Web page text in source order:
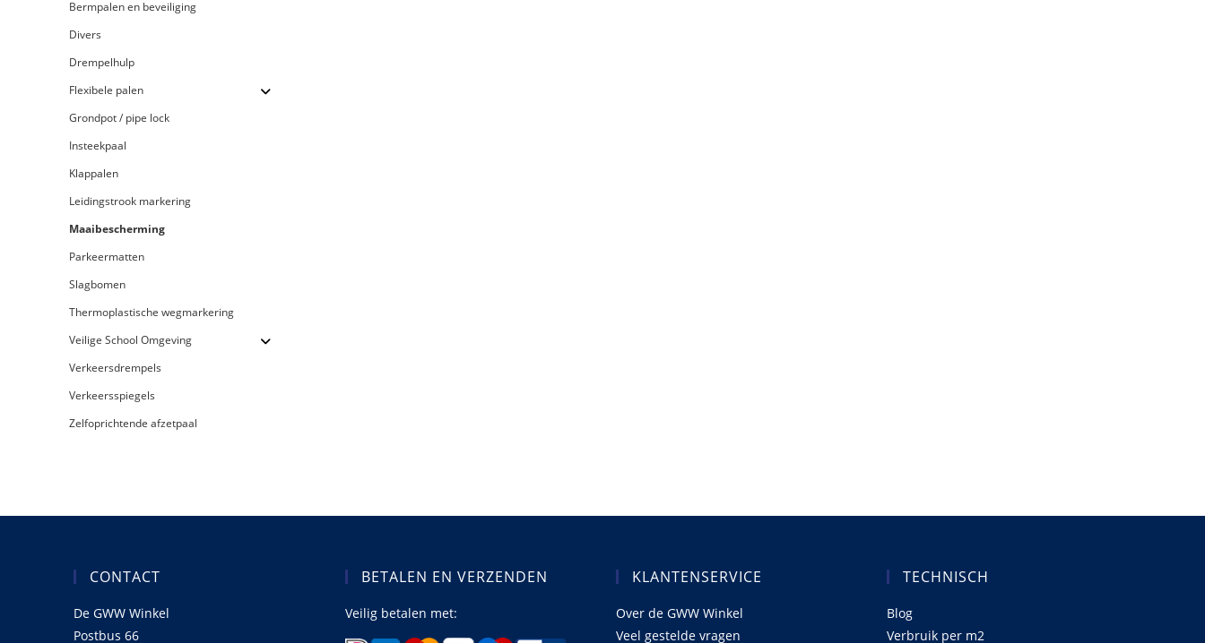
Bermpalen en beveiliging
Divers
Drempelhulp
Flexibele palen
Grondpot / pipe lock
Insteekpaal
Klappalen
Leidingstrook markering
Maaibescherming
Parkeermatten
Slagbomen
Thermoplastische wegmarkering
Veilige School Omgeving
Verkeersdrempels
Verkeersspiegels
Zelfoprichtende afzetpaal
CONTACT
De GWW Winkel
Postbus 66
BETALEN EN VERZENDEN
Veilig betalen met:
KLANTENSERVICE
Over de GWW Winkel
Veel gestelde vragen
TECHNISCH
Blog
Verbruik per m2